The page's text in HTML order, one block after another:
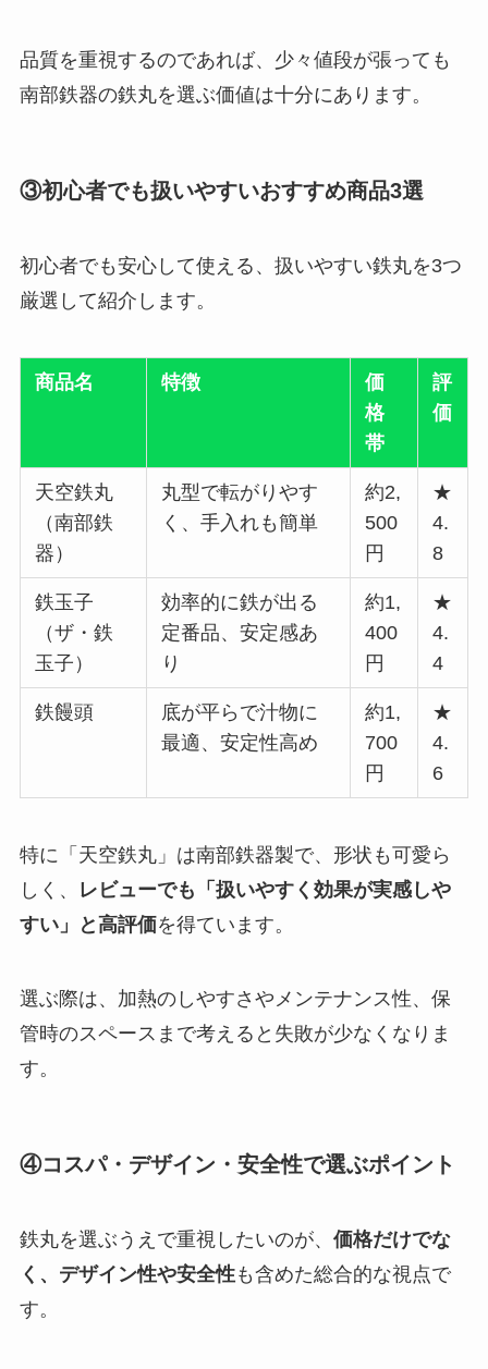
品質を重視するのであれば、少々値段が張っても
南部鉄器の鉄丸を選ぶ価値は十分にあります。
③初心者でも扱いやすいおすすめ商品3選
初心者でも安心して使える、扱いやすい鉄丸を3つ
厳選して紹介します。
商品名 特徴
価
格
帯
評
価
天空鉄丸
（南部鉄
器）
丸型で転がりやす
く、手入れも簡単
約2,
500
円
★
4.
8
鉄玉子
（ザ・鉄
玉子）
効率的に鉄が出る
定番品、安定感あ
り
約1,
400
円
★
4.
4
鉄饅頭
底が平らで汁物に
最適、安定性高め
約1,
700
円
★
4.
6
特に「天空鉄丸」は南部鉄器製で、形状も可愛ら
しく、
レビューでも「扱いやすく効果が実感しや
すい」と高評価を得ています。
選ぶ際は、加熱のしやすさやメンテナンス性、保
管時のスペースまで考えると失敗が少なくなりま
す。
④コスパ・デザイン・安全性で選ぶポイント
鉄丸を選ぶうえで重視したいのが、 価格だけでな
く、デザイン性や安全性も含めた総合的な視点で
す。